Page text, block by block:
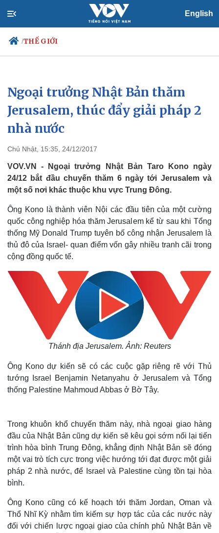
English
/THẾ GIỚI
Chính trị
Đảng
Tổ chức nhân sự
Quốc hội
Xã hội
Tin 24h
Dự báo thời tiết
Ngoại trưởng Nhật Bản thăm
Jerusalem, thúc đẩy giải pháp 2
nhà nước
Chủ Nhật, 15:35, 24/12/2017
VOV.VN - Ngoại trưởng Nhật Bản Taro Kono ngày
24/12 bắt đầu chuyến thăm 6 ngày tới Jerusalem và
một số nơi khác thuộc khu vực Trung Đông.
Ông Kono là thành viên Nội các đầu tiên của một cường
quốc công nghiệp hóa thăm Jerusalem kể từ sau khi Tổng
thống Mỹ Donald Trump tuyên bố công nhận Jerusalem là
thủ đô của Israel- quan điểm vốn gây nhiều tranh cãi trong
cộng đồng quốc tế.
Thánh địa Jerusalem. Ảnh: Reuters
Ông Kono dự kiến sẽ có các cuộc gặp riêng rẽ với Thủ
tướng Israel Benjamin Netanyahu ở Jerusalem và Tổng
thống Palestine Mahmoud Abbas ở Bờ Tây.
Trong khuôn khổ chuyến thăm này, nhà ngoại giao hàng
đầu của Nhật Bản cũng dự kiến sẽ kêu gọi sớm nối lại tiến
trình hòa bình Trung Đông, khẳng định Nhật Bản sẽ đóng
một vai trò tích cực trong việc hướng tới đạt được một giải
pháp 2 nhà nước, để Israel và Palestine cùng tồn tại hòa
bình.
Ông Kono cũng có kế hoạch tới thăm Jordan, Oman và
Thổ Nhĩ Kỳ nhằm tìm kiếm sự hợp tác của các nước này
đối với chiến lược ngoại giao của chính phủ Nhật Bản về